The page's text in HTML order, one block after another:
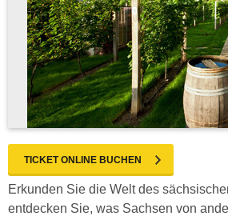
TICKET ONLINE BUCHEN
Erkunden Sie die Welt des
entdecken Sie, was Sachsen von